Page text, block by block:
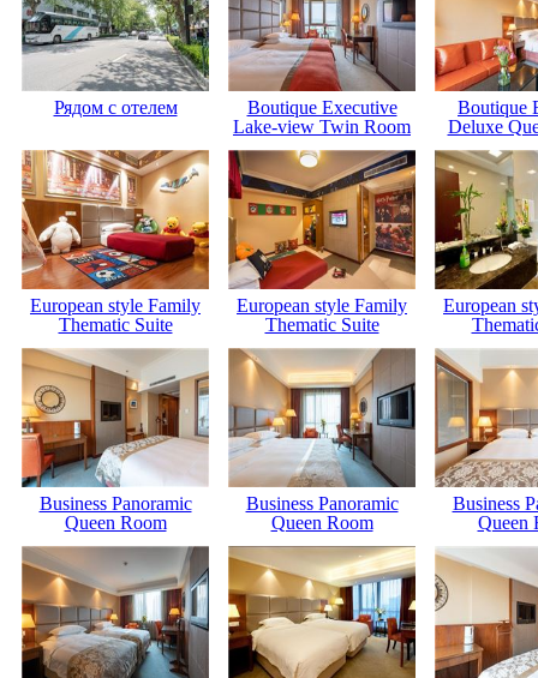
Рядом с отелем
Boutique Executive
Lake-view Twin Room
Boutique
Deluxe
European style Family
Thematic Suite
European style Family
Thematic Suite
European
Business Panoramic
Queen Room
Business Panoramic
Queen Room
Business
Queen